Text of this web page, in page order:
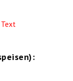
Text